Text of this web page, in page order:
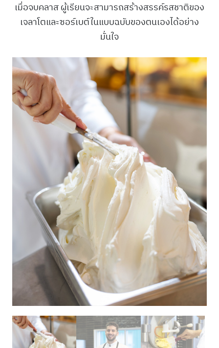
เมื่อจบคลาส ผู้เรียนจะสามารถสร้างสรรค์รสชาติของ
เจลาโตและซอร์เบต์ในแบบฉบับของตนเองได้อย่าง
มั่นใจ